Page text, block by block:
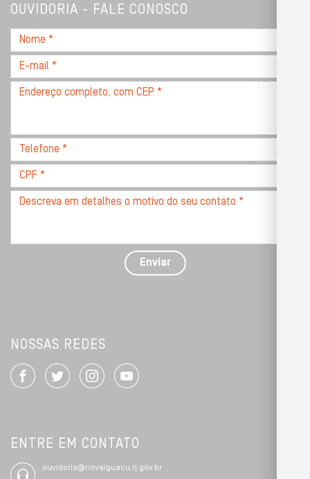
OUVIDORIA - FALE CONOSCO
Nome
*
E-
mail
Endereço
CEP
Telefone
*
CPF
*
Descreva
com
Enviar
NOSSAS REDES
ENTRE EM CONTATO
ouvidoria@novaiguacu.rj.gov.br